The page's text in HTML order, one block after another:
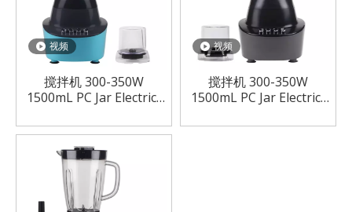
视频
搅拌机 300-350W
1500mL PC Jar Electric-
视频
搅拌机 300-350W
1500mL PC Jar Electric-